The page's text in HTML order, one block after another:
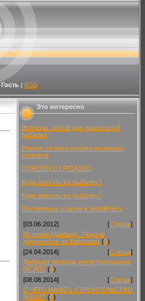
Гость| RSS
Это интересно
Воблеры Jackall для правильной
рыбалки
Ремонт своими руками натяжных
потолков
CITROEN C3 PICASSO
Куда поехать на рыбалку?
Куда поехать на рыбалку?
Постоянные ссылки в WordPress
[03.06.2012] [Статьи]
Истории сдающих. Подача
документов на Варшавке (0)
[24.04.2014]
[Статьи]
Дефицит полисов автострахования
ОСАГО (0)
[08.08.2014]
[Статьи]
С ЧЕГО НАЧАТЬ СТРОИТЕЛЬСТВО
ДОМА? (0)